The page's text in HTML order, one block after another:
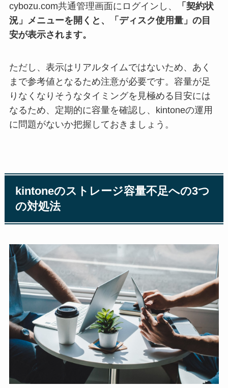
cybozu.com共通管理画面にログインし、
「契約状
況」メニューを開くと、「ディスク使用量」の目
安が表示されます。
ただし、表示はリアルタイムではないため、あく
まで参考値となるため注意が必要です。容量が足
りなくなりそうなタイミングを見極める目安には
なるため、定期的に容量を確認し、kintoneの運用
に問題がないか把握しておきましょう。
kintoneのストレージ容量不足への3つ
の対処法